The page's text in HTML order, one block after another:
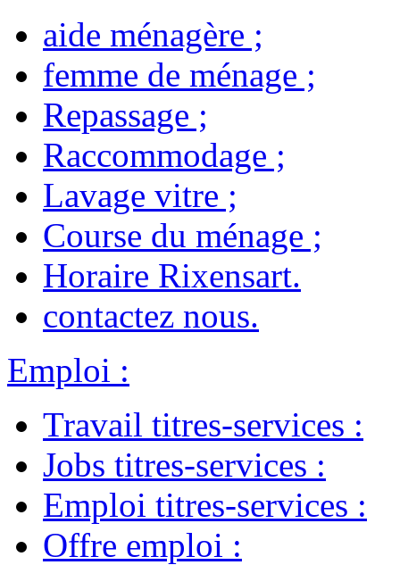
aide ménagère ;
femme de ménage ;
Repassage ;
Raccommodage ;
Lavage vitre ;
Course du ménage ;
Horaire Rixensart.
contactez nous.
Emploi :
Travail titres-services :
Jobs titres-services :
Emploi titres-services :
Offre emploi :